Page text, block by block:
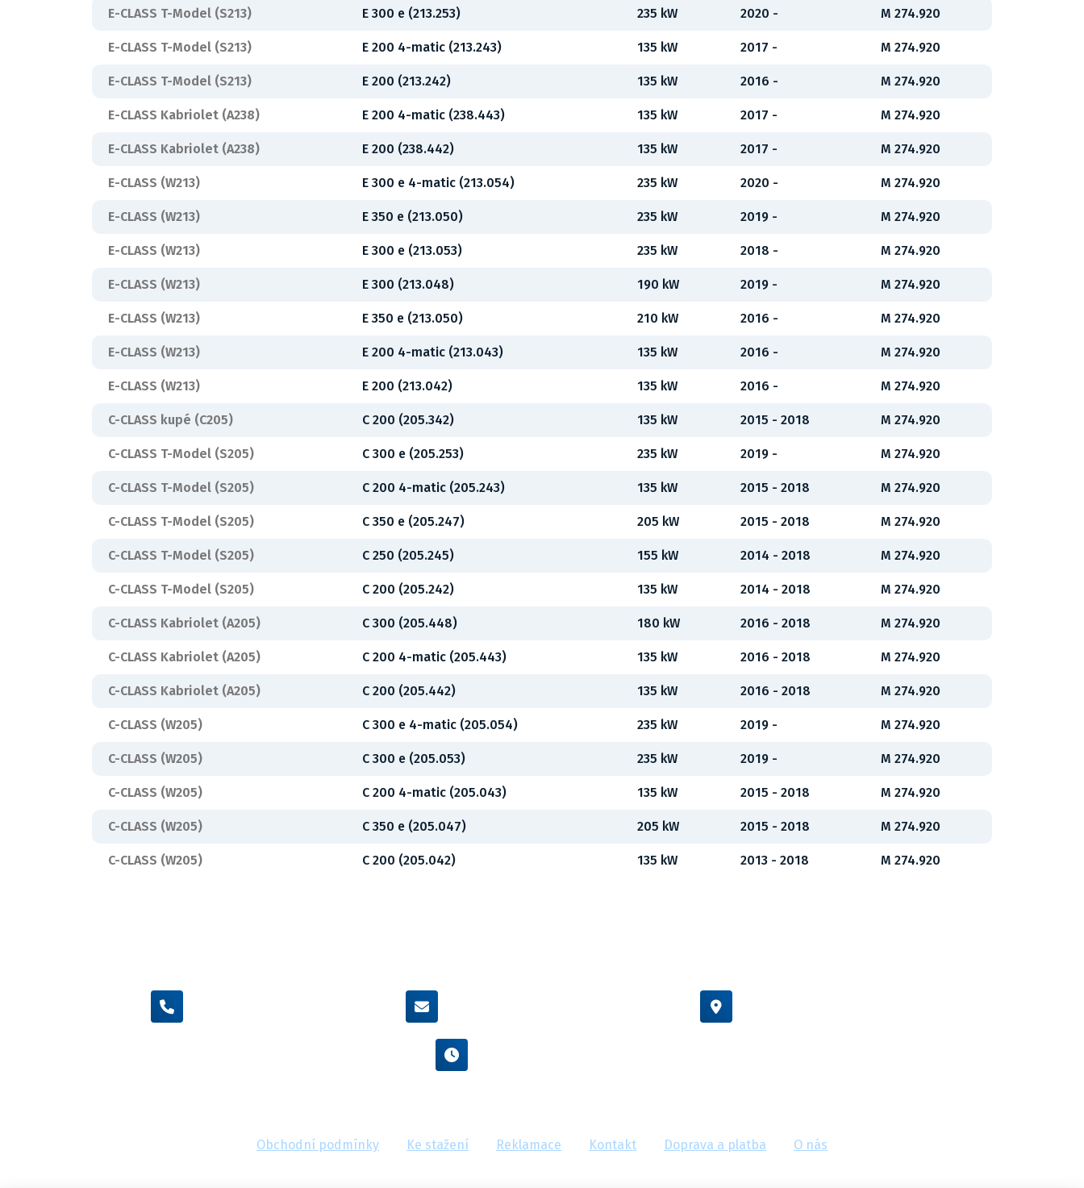
E-CLASS T-Model (S213) E 300 e (213.253) 235 kW 2020 - M 274.920
E-CLASS T-Model (S213) E 200 4-matic (213.243) 135 kW 2017 - M 274.920
E-CLASS T-Model (S213) E 200 (213.242) 135 kW 2016 - M 274.920
E-CLASS Kabriolet (A238) E 200 4-matic (238.443) 135 kW 2017 - M 274.920
E-CLASS Kabriolet (A238) E 200 (238.442) 135 kW 2017 - M 274.920
E-CLASS (W213) E 300 e 4-matic (213.054) 235 kW 2020 - M 274.920
E-CLASS (W213) E 350 e (213.050) 235 kW 2019 - M 274.920
E-CLASS (W213) E 300 e (213.053) 235 kW 2018 - M 274.920
E-CLASS (W213) E 300 (213.048) 190 kW 2019 - M 274.920
E-CLASS (W213) E 350 e (213.050) 210 kW 2016 - M 274.920
E-CLASS (W213) E 200 4-matic (213.043) 135 kW 2016 - M 274.920
E-CLASS (W213) E 200 (213.042) 135 kW 2016 - M 274.920
C-CLASS kupé (C205) C 200 (205.342) 135 kW 2015 - 2018 M 274.920
C-CLASS T-Model (S205) C 300 e (205.253) 235 kW 2019 - M 274.920
C-CLASS T-Model (S205) C 200 4-matic (205.243) 135 kW 2015 - 2018 M 274.920
C-CLASS T-Model (S205) C 350 e (205.247) 205 kW 2015 - 2018 M 274.920
C-CLASS T-Model (S205) C 250 (205.245) 155 kW 2014 - 2018 M 274.920
C-CLASS T-Model (S205) C 200 (205.242) 135 kW 2014 - 2018 M 274.920
C-CLASS Kabriolet (A205) C 300 (205.448) 180 kW 2016 - 2018 M 274.920
C-CLASS Kabriolet (A205) C 200 4-matic (205.443) 135 kW 2016 - 2018 M 274.920
C-CLASS Kabriolet (A205) C 200 (205.442) 135 kW 2016 - 2018 M 274.920
C-CLASS (W205) C 300 e 4-matic (205.054) 235 kW 2019 - M 274.920
C-CLASS (W205) C 300 e (205.053) 235 kW 2019 - M 274.920
C-CLASS (W205) C 200 4-matic (205.043) 135 kW 2015 - 2018 M 274.920
C-CLASS (W205) C 350 e (205.047) 205 kW 2015 - 2018 M 274.920
C-CLASS (W205) C 200 (205.042) 135 kW 2013 - 2018 M 274.920
Obchodní podmínky Ke stažení Reklamace Kontakt Doprava a platba O nás